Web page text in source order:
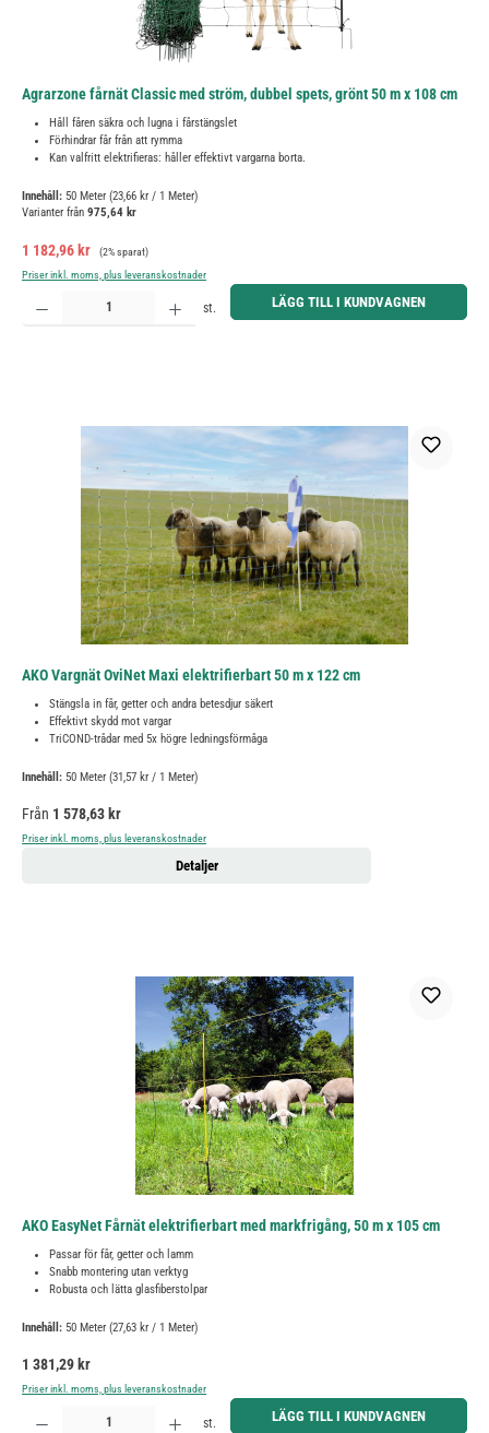
Agrarzone fårnät Classic med ström, dubbel spets, grönt 50 m x 108 cm
Håll fåren säkra och lugna i fårstängslet
Förhindrar får från att rymma
Kan valfritt elektrifieras: håller effektivt vargarna borta.
Innehåll: 50 Meter (23,66 kr / 1 Meter)
Varianter från 975,64 kr
Försäljningspris:
1 182,96 kr Ordinarie pris:
(2% sparat)
Priser inkl. moms, plus leveranskostnader
Produktkvantitet: Ange önskat belopp eller använd knapparna för att öka eller minska kvantiteten.
st. LÄGG TILL I KUNDVAGNEN
AKO Vargnät OviNet Maxi elektrifierbart 50 m x 122 cm
Stängsla in får, getter och andra betesdjur säkert
Effektivt skydd mot vargar
TriCOND-trådar med 5x högre ledningsförmåga
Innehåll: 50 Meter (31,57 kr / 1 Meter)
Ordinarie pris:
Från 1 578,63 kr
Priser inkl. moms, plus leveranskostnader
Detaljer
AKO EasyNet Fårnät elektrifierbart med markfrigång, 50 m x 105 cm
Passar för får, getter och lamm
Snabb montering utan verktyg
Robusta och lätta glasfiberstolpar
Innehåll: 50 Meter (27,63 kr / 1 Meter)
Ordinarie pris:
1 381,29 kr
Priser inkl. moms, plus leveranskostnader
Produktkvantitet: Ange önskat belopp eller använd knapparna för att öka eller minska kvantiteten.
st. LÄGG TILL I KUNDVAGNEN